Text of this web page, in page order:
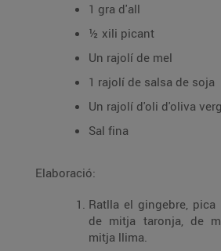
1 gra d'all
½ xili picant
Un rajolí de mel
1 rajolí de salsa de soja
Un rajolí d'oli d'oliva
Sal fina
Elaboració:
Ratlla el gingebre,
de mitja taronja, de
mitja llima.